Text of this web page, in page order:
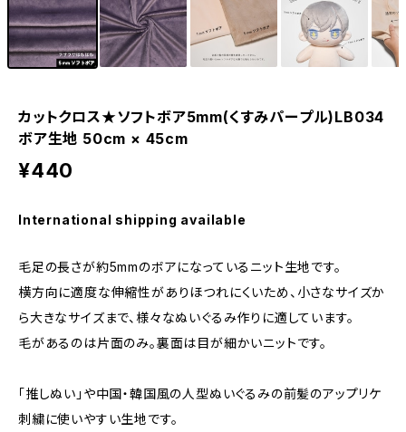
カットクロス★ソフトボア5mm(くすみパープル)LB034
ボア生地 50cm × 45cm
¥440
International shipping available
毛足の長さが約5mmのボアになっているニット生地です。
横方向に適度な伸縮性がありほつれにくいため、小さなサイズか
ら大きなサイズまで、様々なぬいぐるみ作りに適しています。
毛があるのは片面のみ。裏面は目が細かいニットです。
「推しぬい」や中国・韓国風の人型ぬいぐるみの前髪のアップリケ
刺繍に使いやすい生地です。